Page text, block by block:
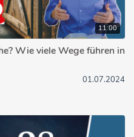
11:00
Wie viele Wege führen in
01.07.2024